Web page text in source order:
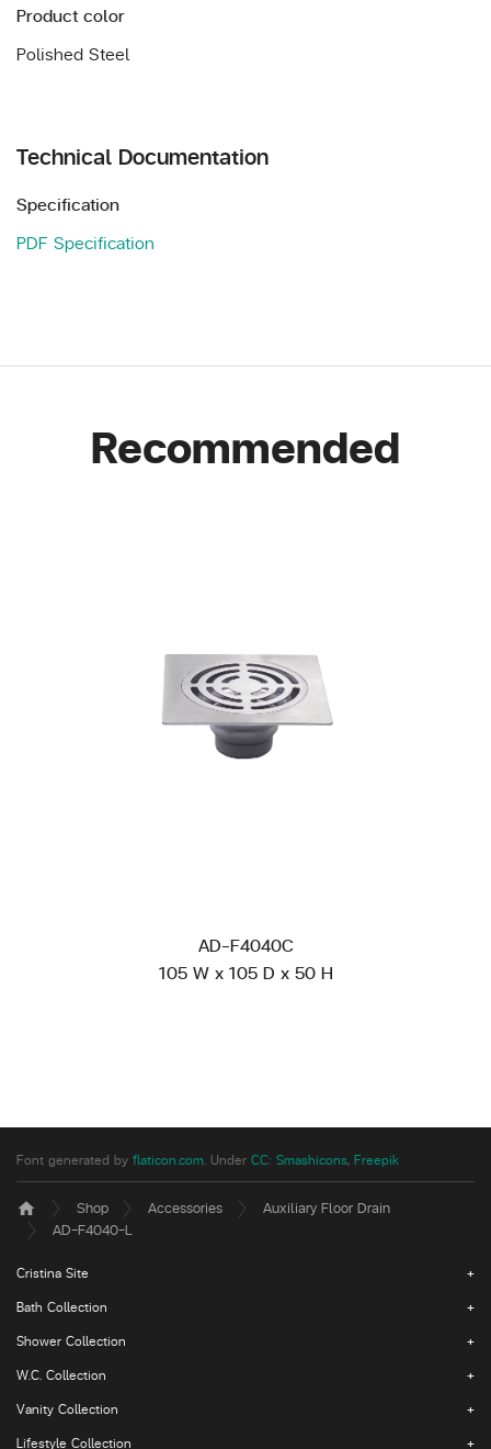
Product color
Polished Steel
Technical Documentation
Specification
PDF Specification
Recommended
AD-F4040C
105 W x 105 D x 50 H
Font generated by flaticon.com. Under CC: Smashicons, Freepik
home Shop Accessories
Auxiliary Floor Drain
AD-F4040-L
Cristina Site
Bath Collection
Shower Collection
W.C. Collection
Vanity Collection
Lifestyle Collection